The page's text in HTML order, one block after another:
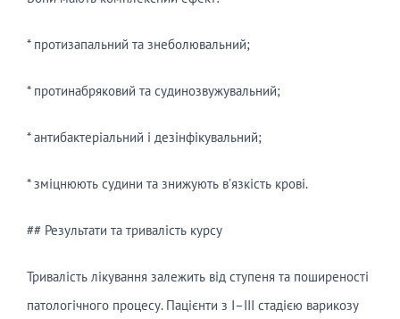
* протизапальний та знеболювальний;
* протинабряковий та судинозвужувальний;
* антибактеріальний і дезінфікувальний;
* зміцнюють судини та знижують в’язкість крові.
## Результати та тривалість курсу
Тривалість лікування залежить від ступеня та поширеності
патологічного процесу. Пацієнти з I–III стадією варикозу